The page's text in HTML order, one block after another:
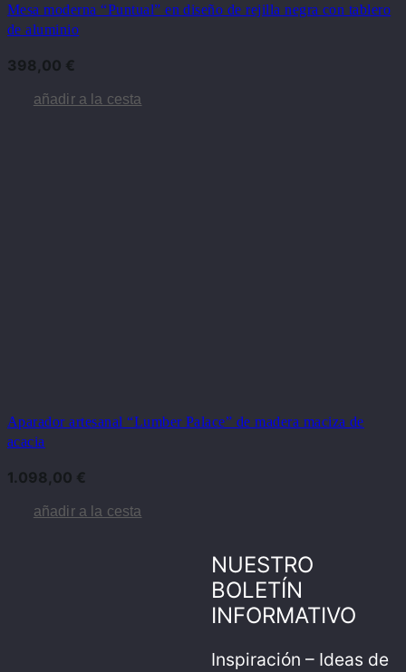
Mesa moderna “Puntual” en diseño de rejilla negra con tablero
de aluminio
398,00 €
añadir a la cesta
Aparador artesanal “Lumber Palace” de madera maciza de
acacia
1.098,00 €
añadir a la cesta
NUESTRO
BOLETÍN
INFORMATIVO
Inspiración – Ideas de